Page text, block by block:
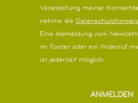
l
Verarbeitung meiner
nehme die
Eine Abmeldung vom
im Footer oder ein Widerruf
ist jederzeit möglich.
ANMELDEN